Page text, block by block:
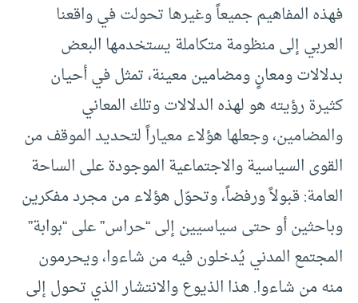
فهذه المفاهيم جميعاً وغيرها تحولت في واقعنا
العربي إلى منظومة متكاملة يستخدمها البعض
بدلالات ومعانٍ ومضامين معينة، تمثل في أحيان
كثيرة رؤيته هو لهذه الدلالات وتلك المعاني
والمضامين، وجعلها هؤلاء معياراً لتحديد الموقف من
القوى السياسية والاجتماعية الموجودة على الساحة
العامة: قبولاً ورفضاً، وتحوّل هؤلاء من مجرد مفكرين
وباحثين أو حتى سياسيين إلى “حراس” على “بوابة”
المجتمع المدني يُدخلون فيه من شاءوا، ويحرمون
منه من شاءوا. هذا الذيوع والانتشار الذي تحول إلى